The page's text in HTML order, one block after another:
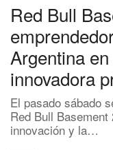
Red Bull
Argentina
innovadora
El pasado sábado
Red Bull
innovación y la…